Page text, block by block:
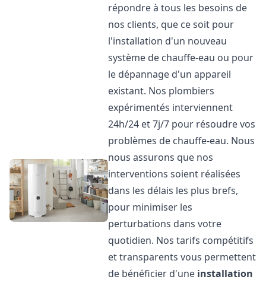
répondre à tous les besoins de
nos clients, que ce soit pour
l'installation d'un nouveau
système de chauffe-eau ou pour
le dépannage d'un appareil
existant. Nos plombiers
expérimentés interviennent
24h/24 et 7j/7 pour résoudre vos
problèmes de chauffe-eau. Nous
nous assurons que nos
interventions soient réalisées
dans les délais les plus brefs,
pour minimiser les
perturbations dans votre
quotidien. Nos tarifs compétitifs
et transparents vous permettent
de bénéficier d'une installation